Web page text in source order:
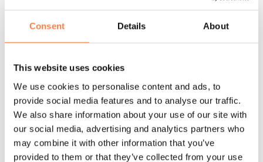
Consent Details About
This website uses cookies
We use cookies to personalise content and ads, to
provide social media features and to analyse our traffic.
We also share information about your use of our site with
our social media, advertising and analytics partners who
may combine it with other information that you’ve
provided to them or that they’ve collected from your use
90 dagen: Bekleding.
1 jaar: Straps, spring clips.
Voor de volledige garantie, bekijk de Garantieterms and
conditions
Levering:
Dit product wordt op een pallet afgeleverd, wat inhoudt dat